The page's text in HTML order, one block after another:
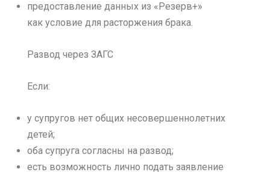
предоставление данных из «Резерв+»
как условие для расторжения брака.
Развод через ЗАГС
Если:
у супругов нет общих несовершеннолетних
детей;
оба супруга согласны на развод;
есть возможность лично подать заявление